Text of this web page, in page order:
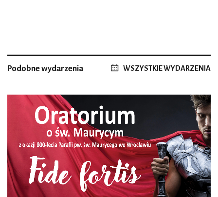
Podobne wydarzenia WSZYSTKIE WYDARZENIA